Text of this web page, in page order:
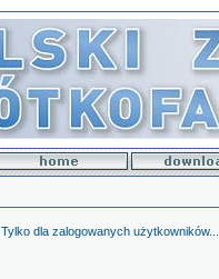
Tylko dla zalogowanych użytkowników...